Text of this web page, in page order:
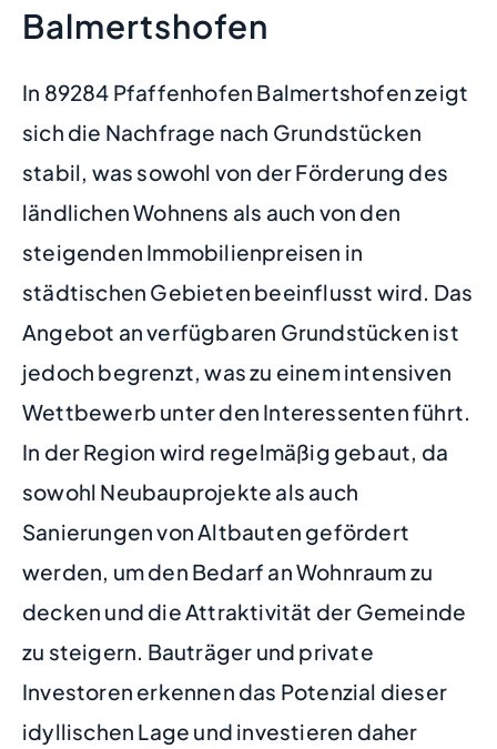
Balmertshofen
In 89284 Pfaffenhofen Balmertshofen zeigt
sich die Nachfrage nach Grundstücken
stabil, was sowohl von der Förderung des
ländlichen Wohnens als auch von den
steigenden Immobilienpreisen in
städtischen Gebieten beeinflusst wird. Das
Angebot an verfügbaren Grundstücken ist
jedoch begrenzt, was zu einem intensiven
Wettbewerb unter den Interessenten führt.
In der Region wird regelmäßig gebaut, da
sowohl Neubauprojekte als auch
Sanierungen von Altbauten gefördert
werden, um den Bedarf an Wohnraum zu
decken und die Attraktivität der Gemeinde
zu steigern. Bauträger und private
Investoren erkennen das Potenzial dieser
idyllischen Lage und investieren daher